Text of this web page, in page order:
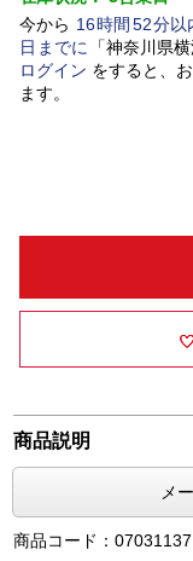
今から 16時間 52分以
日 までに 「神奈川県
ログイン をすると、
ます。
商品説明
メ
商品コード：